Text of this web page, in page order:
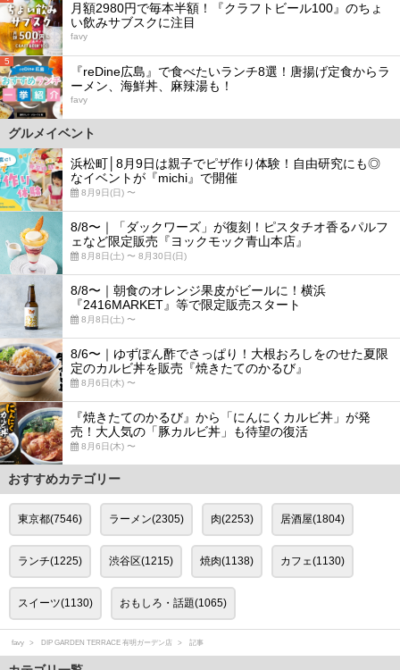
月額2980円で毎本半額！『クラフトビール100』のちょ
い飲みサブスクに注目
favy
5
『reDine広島』で食べたいランチ8選！唐揚げ定食からラ
ーメン、海鮮丼、麻辣湯も！
favy
グルメイベント
浜松町│8月9日は親子でピザ作り体験！自由研究にも◎
なイベントが『michi』で開催
8月9日(日) 〜
8/8〜｜「ダックワーズ」が復刻！ピスタチオ香るパルフ
ェなど限定販売『ヨックモック青山本店』
8月8日(土) 〜 8月30日(日)
8/8〜｜朝食のオレンジ果皮がビールに！横浜
『2416MARKET』等で限定販売スタート
8月8日(土) 〜
8/6〜｜ゆずぽん酢でさっぱり！大根おろしをのせた夏限
定のカルビ丼を販売『焼きたてのかるび』
8月6日(木) 〜
『焼きたてのかるび』から「にんにくカルビ丼」が発
売！大人気の「豚カルビ丼」も待望の復活
8月6日(木) 〜
おすすめカテゴリー
東京都(7546) ラーメン(2305) 肉(2253) 居酒屋(1804)
ランチ(1225) 渋谷区(1215) 焼肉(1138) カフェ(1130)
スイーツ(1130) おもしろ・話題(1065)
favy DIP GARDEN TERRACE 有明ガーデン店 記事